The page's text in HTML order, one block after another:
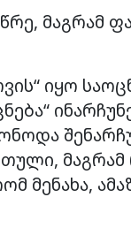
მაგრამ
იყო
მაგრამ
მენახა,